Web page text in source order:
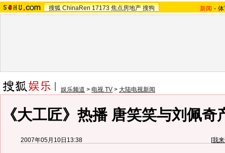
搜狐 ChinaRen 17173 焦点房地产 搜狗 新闻 -
娱乐频道 > 电视 TV > 大陆电视新闻
《大工匠》热播 唐笑笑与刘佩奇
2007年05月10日13:38 [我